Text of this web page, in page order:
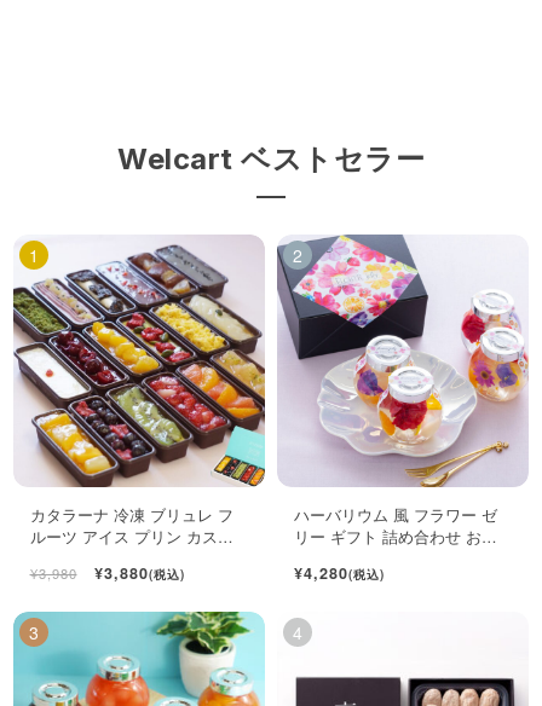
Welcart ベストセラー
カタラーナ 冷凍 ブリュレ フ
ルーツ アイス プリン カスタ
¥3,980 ¥3,880(税込)
ハーバリウム 風 フラワー ゼ
リー ギフト 詰め合わせ おし
¥4,280(税込)